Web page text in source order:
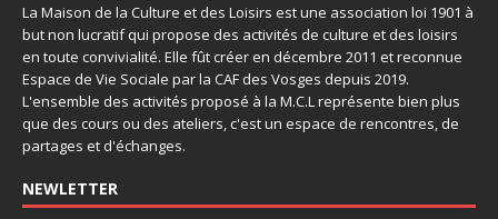
La Maison de la Culture et des Loisirs est une association loi 1901 à
but non lucratif qui propose des activités de culture et des loisirs
en toute convivialité. Elle fût créer en décembre 2011 et reconnue
Espace de Vie Sociale par la CAF des Vosges depuis 2019.
L'ensemble des activités proposé à la M.C.L représente bien plus
que des cours ou des ateliers, c'est un espace de rencontres, de
partages et d'échanges.
NEWLETTER